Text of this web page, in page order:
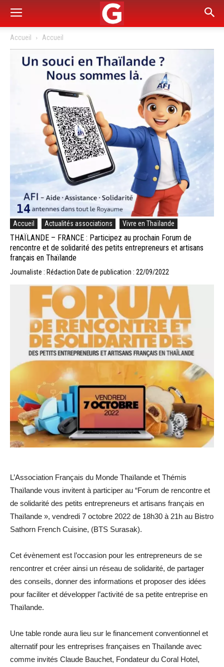
Accueil Accueil
Accueil Actualités associations Vivre en Thaïlande
THAÏLANDE – FRANCE : Participez au prochain Forum de
rencontre et de solidarité des petits entrepreneurs et artisans
français en Thaïlande
Journaliste : Rédaction Date de publication : 22/09/2022
L’Association Français du Monde Thaïlande et Thémis
Thaïlande vous invitent à participer au “Forum de rencontre et
de solidarité des petits entrepreneurs et artisans français en
Thaïlande », vendredi 7 octobre 2022 de 18h30 à 21h au Bistro
Sathorn French Cuisine, (BTS Surasak).
Cet évènement est l’occasion pour les entrepreneurs de se
rencontrer et créer ainsi un réseau de solidarité, de partager
des conseils, donner des informations et proposer des idées
pour faciliter et développer l’activité de sa petite entreprise en
Thaïlande.
Une table ronde aura lieu sur le financement conventionnel et
alternatif pour les entreprises françaises en Thaïlande avec
comme invités Claude Bauchet, Fondateur du Coral Hotel,